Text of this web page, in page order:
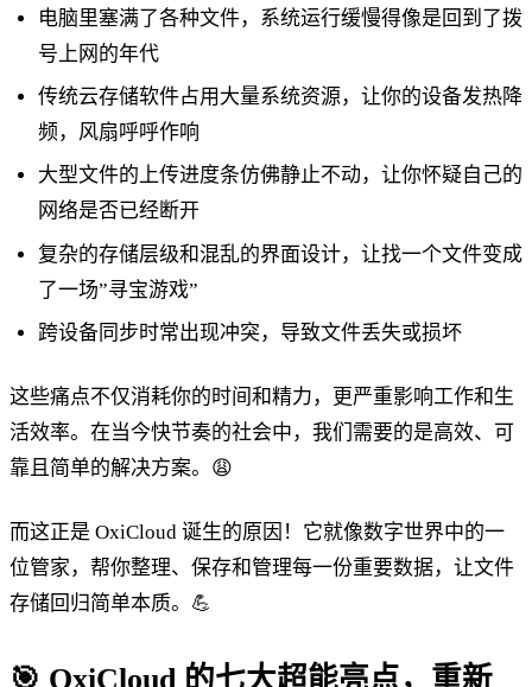
电脑里塞满了各种文件，系统运行缓慢得像是回到了拨
号上网的年代
传统云存储软件占用大量系统资源，让你的设备发热降
频，风扇呼呼作响
大型文件的上传进度条仿佛静止不动，让你怀疑自己的
网络是否已经断开
复杂的存储层级和混乱的界面设计，让找一个文件变成
了一场”寻宝游戏”
跨设备同步时常出现冲突，导致文件丢失或损坏
这些痛点不仅消耗你的时间和精力，更严重影响工作和生
活效率。在当今快节奏的社会中，我们需要的是高效、可
靠且简单的解决方案。😩
而这正是 OxiCloud 诞生的原因！它就像数字世界中的一
位管家，帮你整理、保存和管理每一份重要数据，让文件
存储回归简单本质。💪
🎯 OxiCloud 的七大超能亮点，重新